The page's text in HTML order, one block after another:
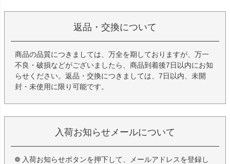
返品・交換について
商品の品質につきましては、万全を期しておりますが、万一
不良・破損などがございましたら、商品到着後7日以内にお知
らせください。返品・交換につきましては、7日以内、未開
封・未使用に限り可能です。
入荷お知らせメールについて
入荷お知らせボタンを押下して、メールアドレスを登録し